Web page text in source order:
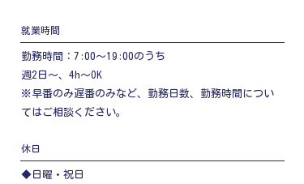
就業時間
勤務時間：7:00～19:00のうち
週2日～、4h～OK
※早番のみ遅番のみなど、勤務日数、勤務時間につい
てはご相談ください。
休日
◆日曜・祝日